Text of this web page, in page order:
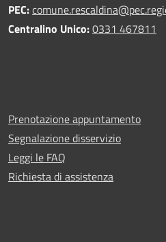
PEC:
Centralino Unico:0331 467811
Prenotazione appuntamento
Segnalazione disservizio
Leggi le FAQ
Richiesta di assistenza